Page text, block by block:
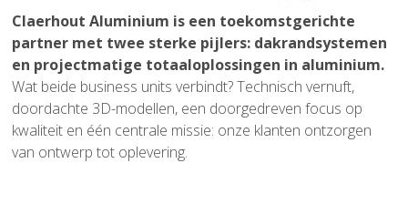
Claerhout Aluminium is een toekomstgerichte
partner met twee sterke pijlers: dakrandsystemen
en projectmatige totaaloplossingen in aluminium.
Wat beide business units verbindt? Technisch vernuft,
doordachte 3D-modellen, een doorgedreven focus op
kwaliteit en één centrale missie: onze klanten ontzorgen
van ontwerp tot oplevering.